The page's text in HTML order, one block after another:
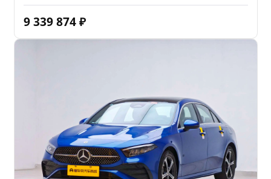
9 339 874 ₽